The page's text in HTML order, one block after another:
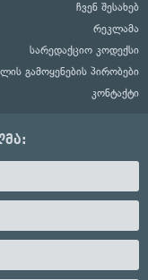
ჩვენ შესახებ
რეკლამა
სარედაქციო კოდექსი
გამოყენების პირობები
კონტაქტი